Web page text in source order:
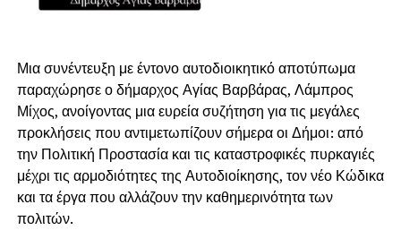
Μια συνέντευξη με έντονο αυτοδιοικητικό αποτύπωμα
παραχώρησε ο δήμαρχος Αγίας Βαρβάρας, Λάμπρος
Μίχος, ανοίγοντας μια ευρεία συζήτηση για τις μεγάλες
προκλήσεις που αντιμετωπίζουν σήμερα οι Δήμοι: από
την Πολιτική Προστασία και τις καταστροφικές πυρκαγιές
μέχρι τις αρμοδιότητες της Αυτοδιοίκησης, τον νέο Κώδικα
και τα έργα που αλλάζουν την καθημερινότητα των
πολιτών.